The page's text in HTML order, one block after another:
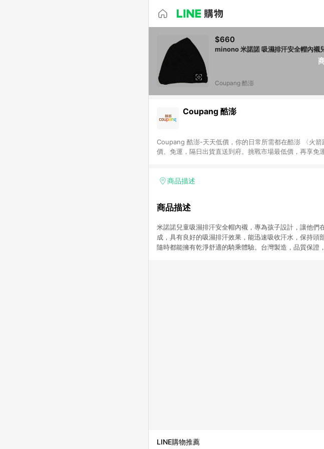
$660
Coupang 酷澎
Coupang 酷澎
Coupang 酷澎-天天低價，你的日常所需都在酷澎 〈火
價、免運，隔日出貨直送到府。挑戰市場最低價，再享免
商品描述
商品描述
米諾諾兒童吸濕排汗安全帽內襯，專為孩子設計，讓他
成，具有良好的吸濕排汗效果，能迅速吸收汗水，保持
隨時都能擁有乾淨舒適的騎乘體驗。台灣製造，品質保證
LINE購物推薦